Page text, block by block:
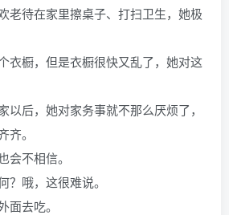
待在家里擦桌子、打扫卫生，她极
衣橱，但是衣橱很快又乱了，她对这
以后，她对家务事就不那么厌烦了，
。
会不相信。
哦，这很难说。
面去吃。